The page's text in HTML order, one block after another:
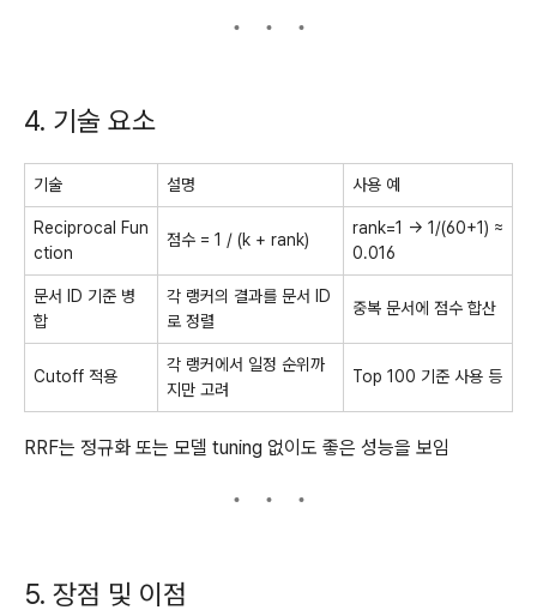
4. 기술 요소
기술 설명 사용 예
Reciprocal Fun
ction
점수 = 1 / (k + rank)
rank=1 → 1/(60+1) ≈
0.016
문서 ID 기준 병
합
각 랭커의 결과를 문서 ID
로 정렬
중복 문서에 점수 합산
Cutoff 적용
각 랭커에서 일정 순위까
지만 고려
Top 100 기준 사용 등
RRF는 정규화 또는 모델 tuning 없이도 좋은 성능을 보임
5. 장점 및 이점